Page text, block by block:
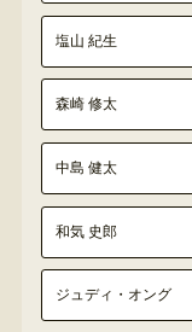
塩山 紀生
森崎 修太
中島 健太
和気 史郎
ジュディ・オング